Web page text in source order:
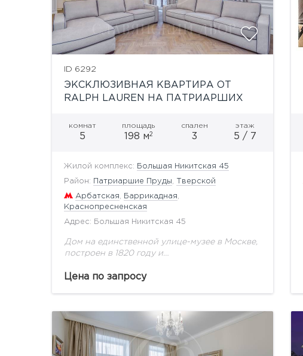
ID 6292
ЭКСКЛЮЗИВНАЯ КВАРТИРА ОТ
RALPH LAUREN НА ПАТРИАРШИХ
комнат
5
площадь
198 м2
спален
3
этаж
5 / 7
Жилой комплекс: Большая Никитская 45
Район: Патриаршие Пруды Тверской
Арбатская Баррикадная
Краснопресненская
Адрес: Большая Никитская 45
Дом на единственной улице-музее в Москве,
построен в 1820 году и
оригинальная часть дома на сегодня это
Цена по запросу